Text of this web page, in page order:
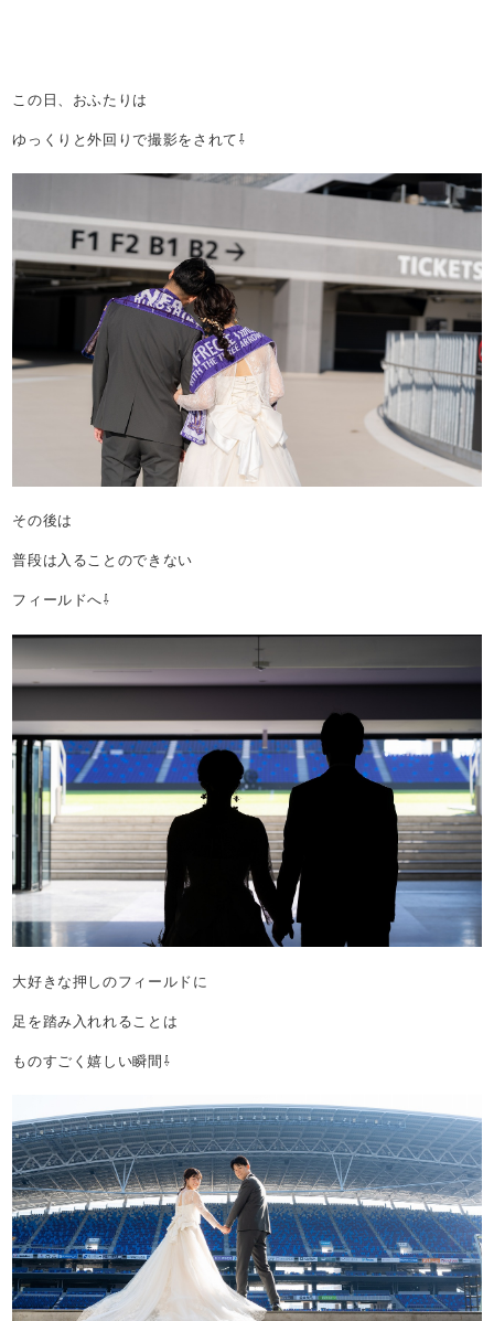
この日、おふたりは
ゆっくりと外回りで撮影をされて⇩
その後は
普段は入ることのできない
フィールドへ⇩
大好きな押しのフィールドに
足を踏み入れれることは
ものすごく嬉しい瞬間⇩